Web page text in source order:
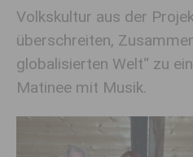
Volkskultur aus der
überschreiten,
globalisierten Welt“ zu
Matinee mit Musik.